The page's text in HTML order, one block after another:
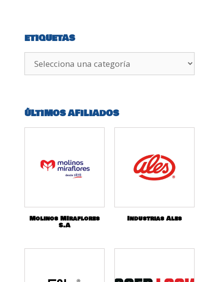
ETIQUETAS
ÚLTIMOS AFILIADOS
Molinos MIraflores
S.A
Industrias Ales